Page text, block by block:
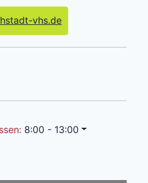
vhs.de
: 8:00 - 13:00